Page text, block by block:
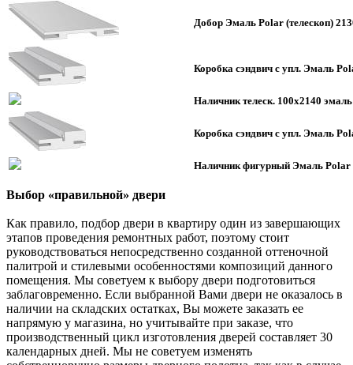
Добор Эмаль Polar (телескоп)
Коробка сэндвич с упл. Эмаль
Наличник телеск. 100х2140
Коробка сэндвич с упл. Эмаль
Наличник фигурный Эмаль Polar
Выбор «правильной» двери
Как правило, подбор двери в квартиру один из завершающих
этапов проведения ремонтных работ, поэтому стоит
руководствоваться непосредственно созданной оттеночной
палитрой и стилевыми особенностями композиций данного
помещения. Мы советуем к выбору двери подготовиться
заблаговременно. Если выбранной Вами двери не оказалось в
наличии на складских остатках, Вы можете заказать ее
напрямую у магазина, но учитывайте при заказе, что
производственный цикл изготовления дверей составляет 30
календарных дней. Мы не советуем изменять